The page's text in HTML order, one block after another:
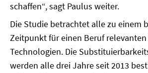
schaffen“, sagt Paulus weiter.
Die Studie betrachtet alle zu einem
Zeitpunkt für einen Beruf
Technologien. Die
werden alle drei Jahre seit 2013